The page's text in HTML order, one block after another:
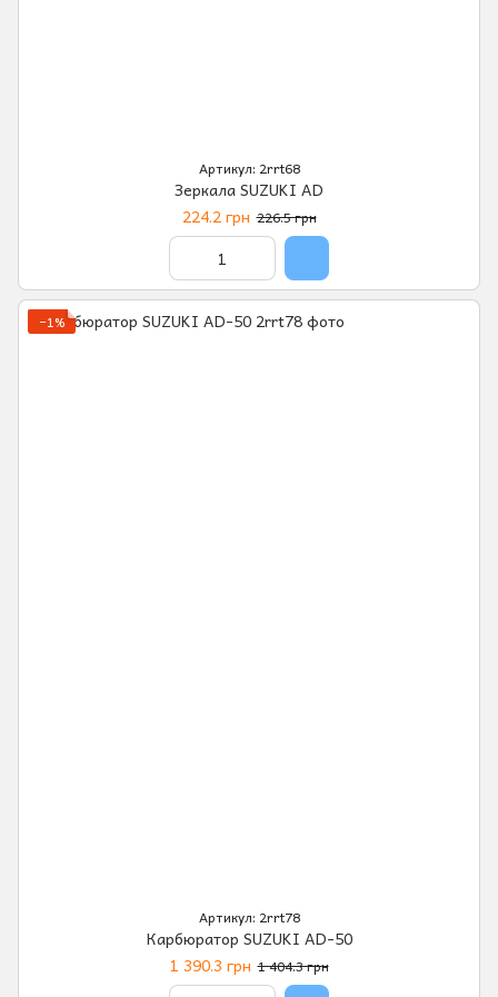
Артикул: 2rrt68
Зеркала SUZUKI AD
224.2 грн 226.5 грн
−1%
Артикул: 2rrt78
Карбюратор SUZUKI AD-50
1 390.3 грн 1 404.3 грн